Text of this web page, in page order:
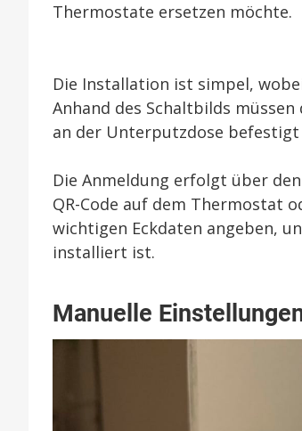
Thermostate ersetzen möchte.
Die Installation ist simpel,
Anhand des Schaltbilds
an der Unterputzdose
Die Anmeldung erfolgt über
QR-Code auf dem Thermostat
wichtigen Eckdaten angeben,
installiert ist.
Manuelle